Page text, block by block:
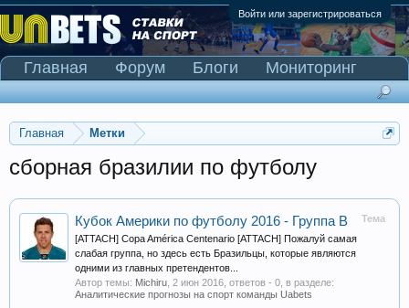
Войти или зарегистрироваться
Главная Метки
сборная бразилии по футболу
Тема
Кубок Америки по футболу 2016 - Группа B
[ATTACH] Copa América Centenario [ATTACH] Пожалуй самая
слабая группа, но здесь есть Бразильцы, которые являются
одними из главных претендентов...
Автор темы: Michiru 2 июн 2016 , ответов - 0, в разделе:
Аналитические прогнозы на спорт команды Uabets
Главная Форум Блоги
Мониторинг
Сканер Pinnacle